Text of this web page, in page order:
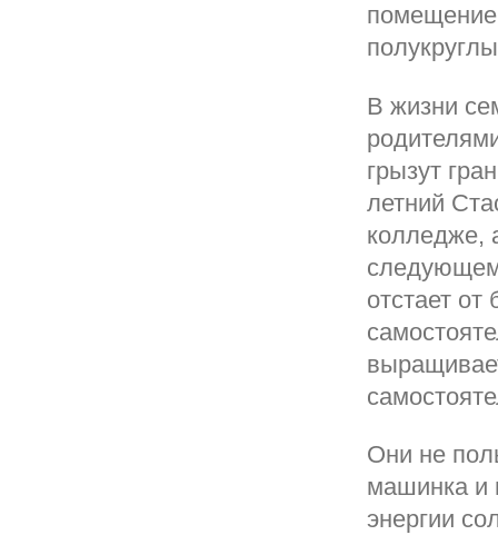
В жизни
грызут
летний
колледже,
отстает от
Они не
машинка и
энергии